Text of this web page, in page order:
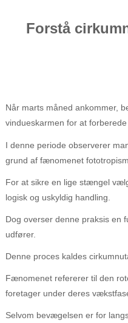
Forstå
Når marts måned ankommer,
vindueskarmen for at
I denne periode observerer
grund af fænomenet
For at sikre en lige stængel
logisk og uskyldig handling.
Dog overser denne praksis en
udfører.
Denne proces kaldes
Fænomenet refererer til den
foretager under deres
Selvom bevægelsen er for